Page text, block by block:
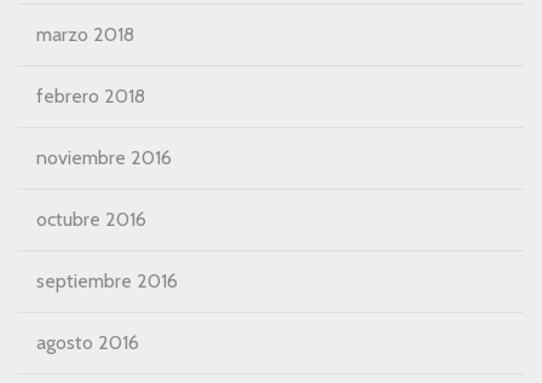
marzo 2018
febrero 2018
noviembre 2016
octubre 2016
septiembre 2016
agosto 2016